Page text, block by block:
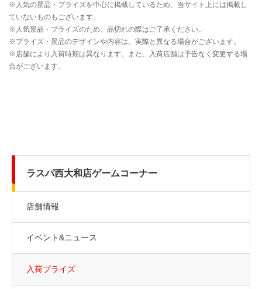
ラスパ西大和店ゲームコーナー
店舗情報
イベント&ニュース
入荷プライズ